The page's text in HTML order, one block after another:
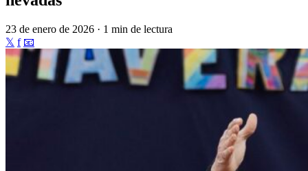
23 de enero de 2026 · 1 min de lectura
𝕏 f 📧